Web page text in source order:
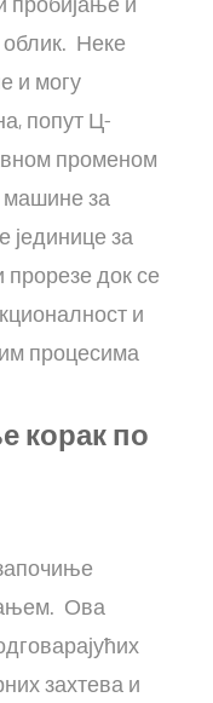
Неке
и могу
попут Ц-
променом
за
јединице за
прорезе док се
и
процесима
корак по
Ова
захтева и